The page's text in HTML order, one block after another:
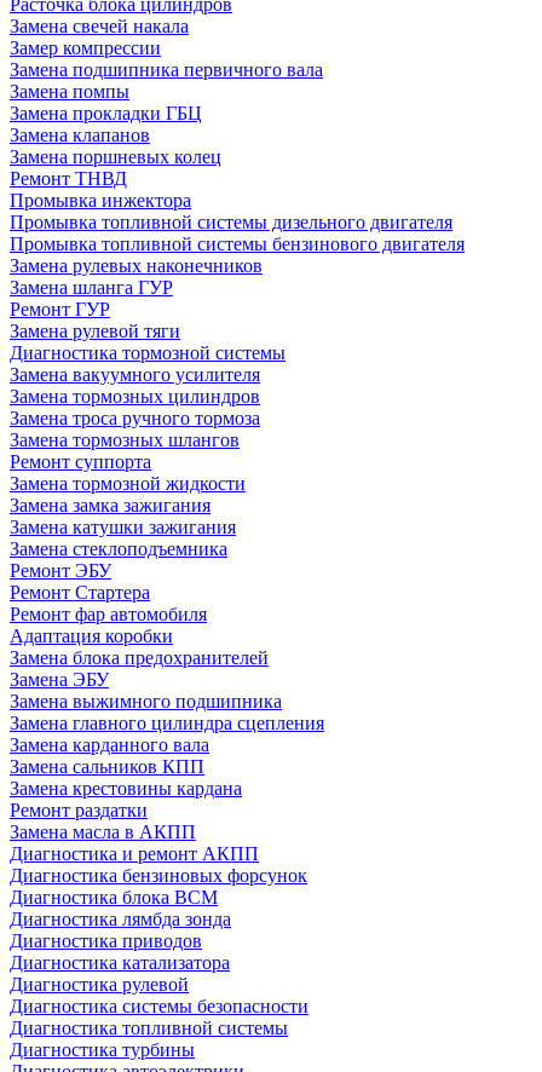
Замена свечей накала
Замер компрессии
Замена подшипника первичного вала
Замена помпы
Замена прокладки ГБЦ
Замена клапанов
Замена поршневых колец
Ремонт ТНВД
Промывка инжектора
Промывка топливной системы дизельного двигателя
Промывка топливной системы бензинового двигателя
Замена рулевых наконечников
Замена шланга ГУР
Ремонт ГУР
Замена рулевой тяги
Диагностика тормозной системы
Замена вакуумного усилителя
Замена тормозных цилиндров
Замена троса ручного тормоза
Замена тормозных шлангов
Ремонт суппорта
Замена тормозной жидкости
Замена замка зажигания
Замена катушки зажигания
Замена стеклоподъемника
Ремонт ЭБУ
Ремонт Стартера
Ремонт фар автомобиля
Адаптация коробки
Замена блока предохранителей
Замена ЭБУ
Замена выжимного подшипника
Замена главного цилиндра сцепления
Замена карданного вала
Замена сальников КПП
Замена крестовины кардана
Ремонт раздатки
Замена масла в АКПП
Диагностика и ремонт АКПП
Диагностика бензиновых форсунок
Диагностика блока BCM
Диагностика лямбда зонда
Диагностика приводов
Диагностика катализатора
Диагностика рулевой
Диагностика системы безопасности
Диагностика топливной системы
Диагностика турбины